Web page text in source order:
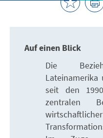
Auf einen Blick
Die
Lateinamerika
seit den
zentralen